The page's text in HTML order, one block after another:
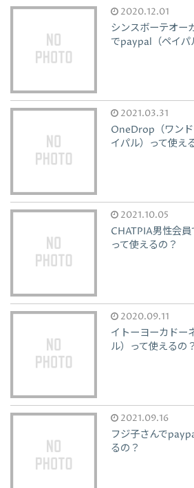
2020.12.01
シンスボーテオー
でpaypal（ペイパ
2021.03.31
OneDrop（ワン
イパル）って使え
2021.10.05
CHATPIA男性会員
って使えるの？
2020.09.11
イトーヨーカドー
ル）って使えるの？
2021.09.16
フジ子さんで
るの？